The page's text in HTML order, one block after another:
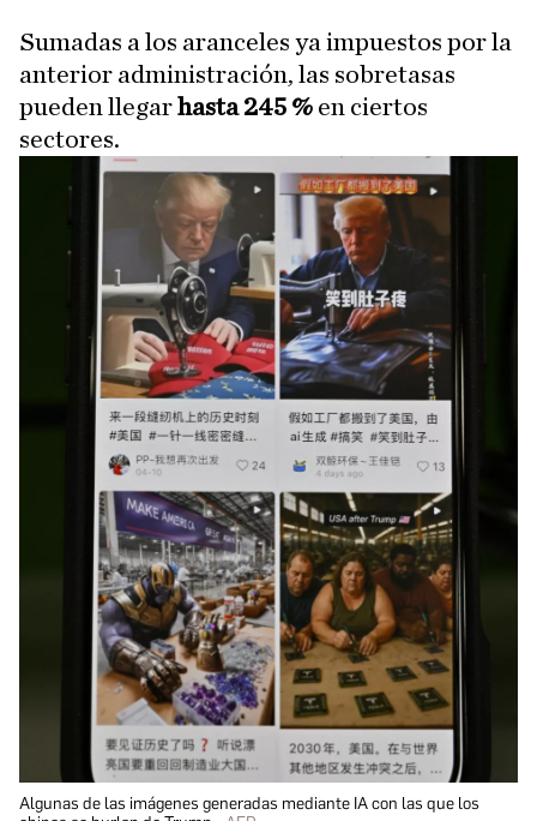
Sumadas a los aranceles ya impuestos por la
anterior administración, las sobretasas
pueden llegarhasta 245 % en ciertos
sectores.
Algunas de las imágenes generadas mediante IA con las que los